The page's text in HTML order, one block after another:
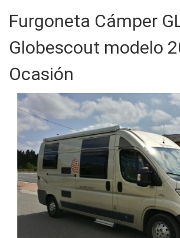
Furgoneta Cámper
Globescout modelo
Ocasión